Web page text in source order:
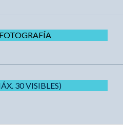
30 VISIBLES)